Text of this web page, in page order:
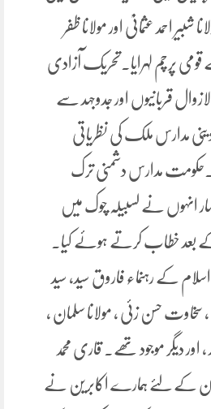
احمد عثمانیؒ اور مولانا ظفر
پرچم لہرایا۔تحریک آزادی
قربانیوں اور جدوجہد سے
مدارس ملک کی نظریاتی
مدارس دشمنی ترک
انہوں نے لسبیلہ چوک میں
کے بعد خطاب کرتے ہوئے کیا۔
کے رہنماء فاروق سید، سید
سخاوت حسن زئی ، مولانا سلمان ،
، اور دیگر موجود تھے۔ قاری محمد
کے لئے ہمارے اکابرین نے